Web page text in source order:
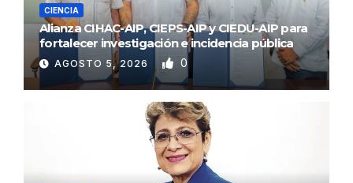
CIENCIA
Alianza CIHAC-AIP, CIEPS-AIP y CIEDU-AIP para
fortalecer investigación e incidencia pública
AGOSTO 5, 2026 0